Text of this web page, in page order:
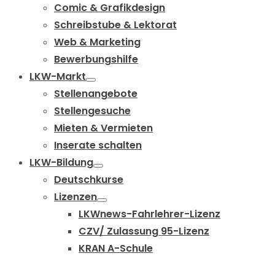
Comic & Grafikdesign
Schreibstube & Lektorat
Web & Marketing
Bewerbungshilfe
LKW-Markt
Stellenangebote
Stellengesuche
Mieten & Vermieten
Inserate schalten
LKW-Bildung
Deutschkurse
Lizenzen
LKWnews-Fahrlehrer-Lizenz
CZV/ Zulassung 95-Lizenz
KRAN A-Schule